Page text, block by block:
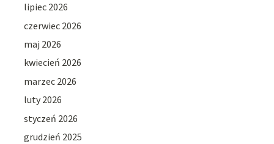
lipiec 2026
czerwiec 2026
maj 2026
kwiecień 2026
marzec 2026
luty 2026
styczeń 2026
grudzień 2025